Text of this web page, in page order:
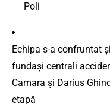
Poli
Echipa s-a confruntat
fundași centrali
Camara și Darius
etapă